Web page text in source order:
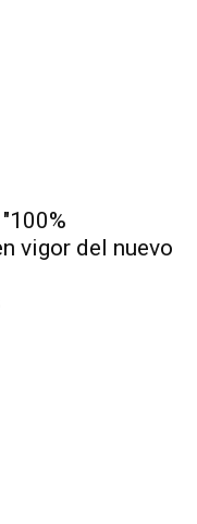
vigor del nuevo